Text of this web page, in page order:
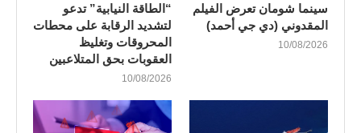
سينما شومان تعرض الفيلم
المقدوني (دي جي أحمد)
10/08/2026
“الطاقة النيابية” تدعو
لتشديد الرقابة على محطات
المحروقات وتغليظ
العقوبات بحق المتلاعبين
10/08/2026